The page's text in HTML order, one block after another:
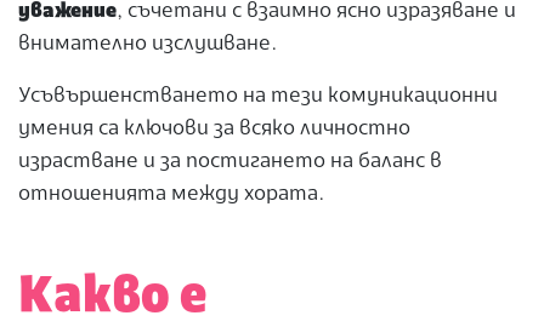
уважение, съчетани с взаимно ясно изразяване и
внимателно изслушване.
Усъвършенстването на тези комуникационни
умения са ключови за всяко личностно
израстване и за постигането на баланс в
отношенията между хората.
Какво е